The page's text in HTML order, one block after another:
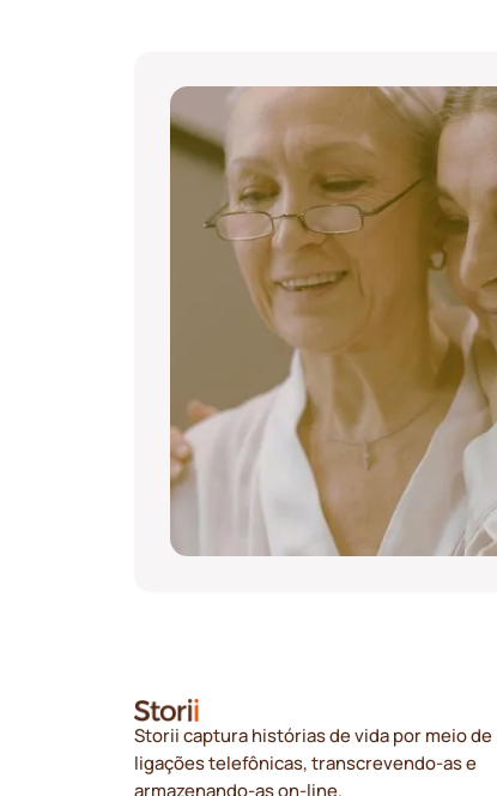
Storii captura histórias de vida por meio de
ligações telefônicas, transcrevendo-as e
armazenando-as on-line.